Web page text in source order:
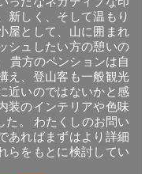
新しく、そして温もり
屋として、山に囲まれ
シュしたい方の憩いの
貴方のペンションは自
え、登山客も一般観光
近いのではないかと感
装のインテリアや色味
た。 わたくしのお問い
あればまずはより詳細
らをもとに検討してい